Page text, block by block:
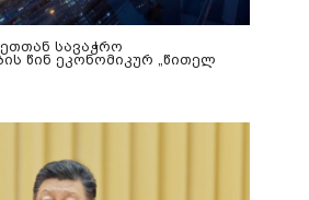
სავაჭრო
წინ ეკონომიკურ „წითელ